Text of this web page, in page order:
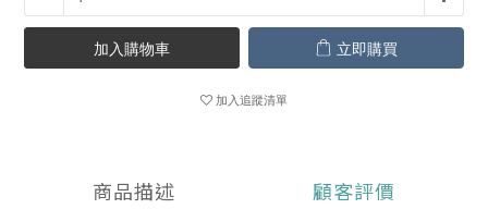
加入購物車 立即購買
加入追蹤清單
商品描述 顧客評價